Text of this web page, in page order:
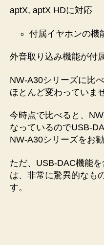
aptX, aptX HDに対応
付属イヤホンの機
外音取り込み機能が付
NW-A30シリーズに比
ほとんど変わっていま
今時点で比べると、
なっているのでUSB-
NW-A30シリーズをお勧
ただ、USB-DAC機能
は、非常に驚異的なも
す。